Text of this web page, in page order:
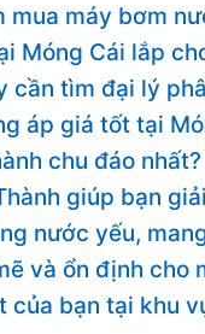
mua máy bơm
Móng Cái lắp
cần tìm đại lý
áp giá tốt tại
chu đáo
giúp bạn
nước yếu,
và ổn định cho
của bạn tại khu